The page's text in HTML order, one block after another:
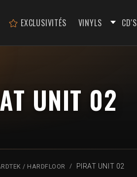
EXCLUSIVITÉS VINYLS CD'S
UNIT 02
/ HARDFLOOR PIRAT UNIT 02